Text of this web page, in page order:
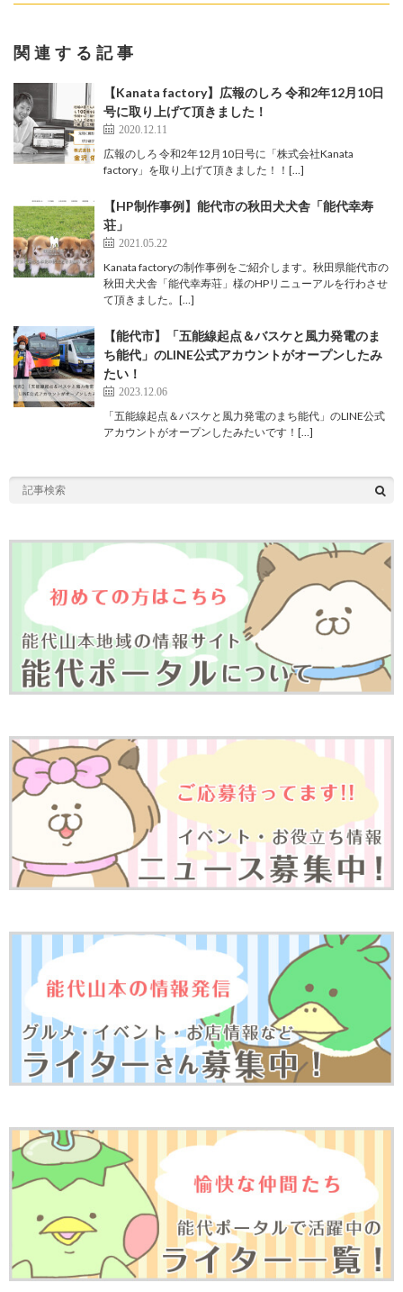
関連する記事
【Kanata factory】広報のしろ 令和2年12月10日
号に取り上げて頂きました！
2020.12.11
広報のしろ 令和2年12月10日号に「株式会社Kanata
factory」を取り上げて頂きました！！[…]
【HP制作事例】能代市の秋田犬犬舎「能代幸寿
荘」
2021.05.22
Kanata factoryの制作事例をご紹介します。秋田県能代市の
秋田犬犬舎「能代幸寿荘」様のHPリニューアルを行わさせ
て頂きました。[…]
【能代市】「五能線起点＆バスケと風力発電のま
ち能代」のLINE公式アカウントがオープンしたみ
たい！
2023.12.06
「五能線起点＆バスケと風力発電のまち能代」のLINE公式
アカウントがオープンしたみたいです！[…]